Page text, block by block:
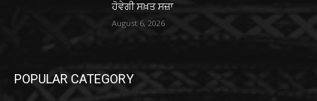
ਹੋਵੇਗੀ ਸਖ਼ਤ ਸਜ਼ਾ
August 6, 2026
POPULAR CATEGORY